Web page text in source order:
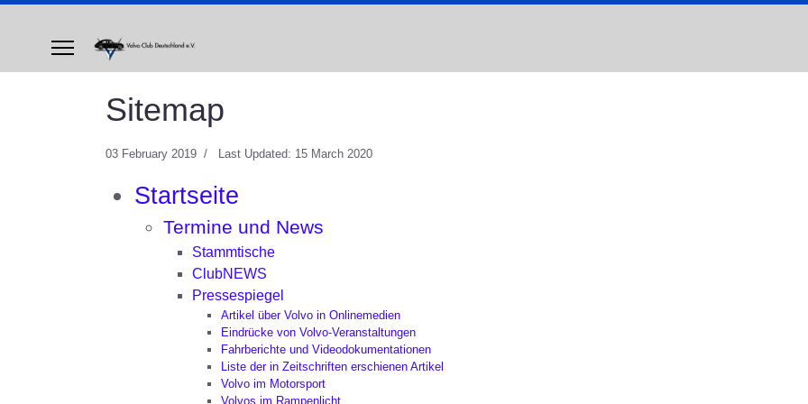
Sitemap
03 February 2019 Last Updated: 15 March 2020
Startseite
Termine und News
Stammtische
ClubNEWS
Pressespiegel
Artikel über Volvo in Onlinemedien
Eindrücke von Volvo-Veranstaltungen
Fahrberichte und Videodokumentationen
Liste der in Zeitschriften erschienen Artikel
Volvo im Motorsport
Volvos im Rampenlicht